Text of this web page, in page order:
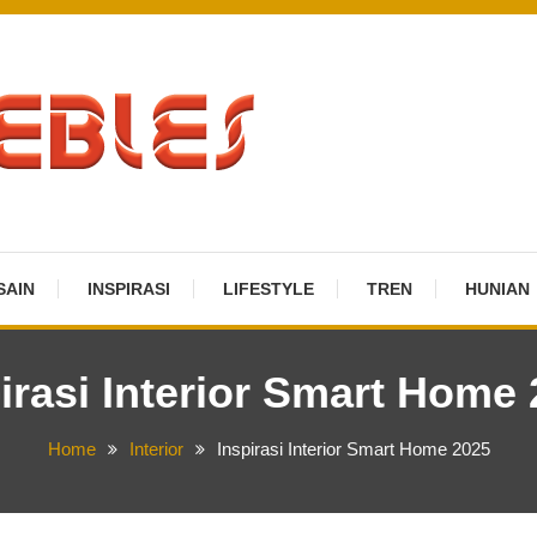
INSPIRASI LIFESTYLE TREN HUNIAN
Interior Smart Home
Home Interior Inspirasi Interior Smart Home 2025